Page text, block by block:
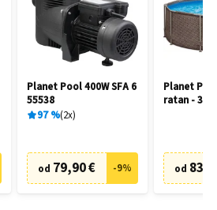
Planet Pool 400W SFA 6
55538
97% 2x
od 79,90 € -9%
Planet
ratan - 305
od